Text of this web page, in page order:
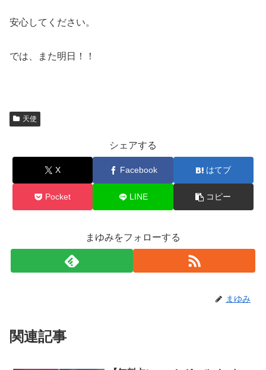
安心してください。
では、また明日！！
天使
シェアする
X Facebook はてブ
Pocket LINE コピー
まゆみをフォローする
まゆみ
関連記事